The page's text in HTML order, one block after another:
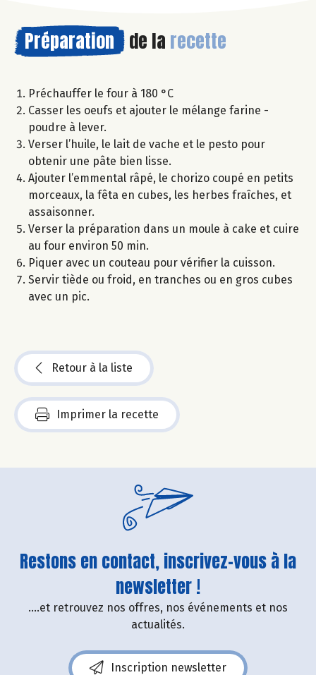
Préparation de la recette
Préchauffer le four à 180 °C
Casser les oeufs et ajouter le mélange farine -
poudre à lever.
Verser l’huile, le lait de vache et le pesto pour
obtenir une pâte bien lisse.
Ajouter l’emmental râpé, le chorizo coupé en petits
morceaux, la fêta en cubes, les herbes fraîches, et
assaisonner.
Verser la préparation dans un moule à cake et cuire
au four environ 50 min.
Piquer avec un couteau pour vérifier la cuisson.
Servir tiède ou froid, en tranches ou en gros cubes
avec un pic.
Retour à la liste
Imprimer la recette
Restons en contact, inscrivez-vous à la
newsletter !
....et retrouvez nos offres, nos événements et nos
actualités.
Inscription newsletter